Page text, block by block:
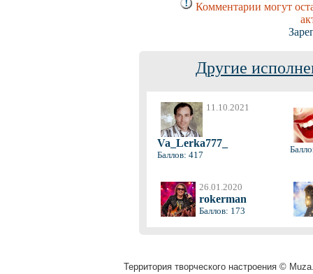
Комментарии могут
Другие
11.10.2021
Va_Lerka777_
Баллов: 417
26.01.2020
rokerman
Баллов: 173
Территория творческого настроения ©